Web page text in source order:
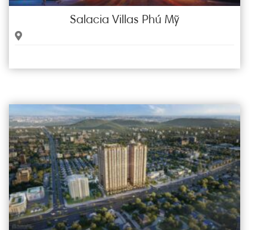
Salacia Villas Phú Mỹ